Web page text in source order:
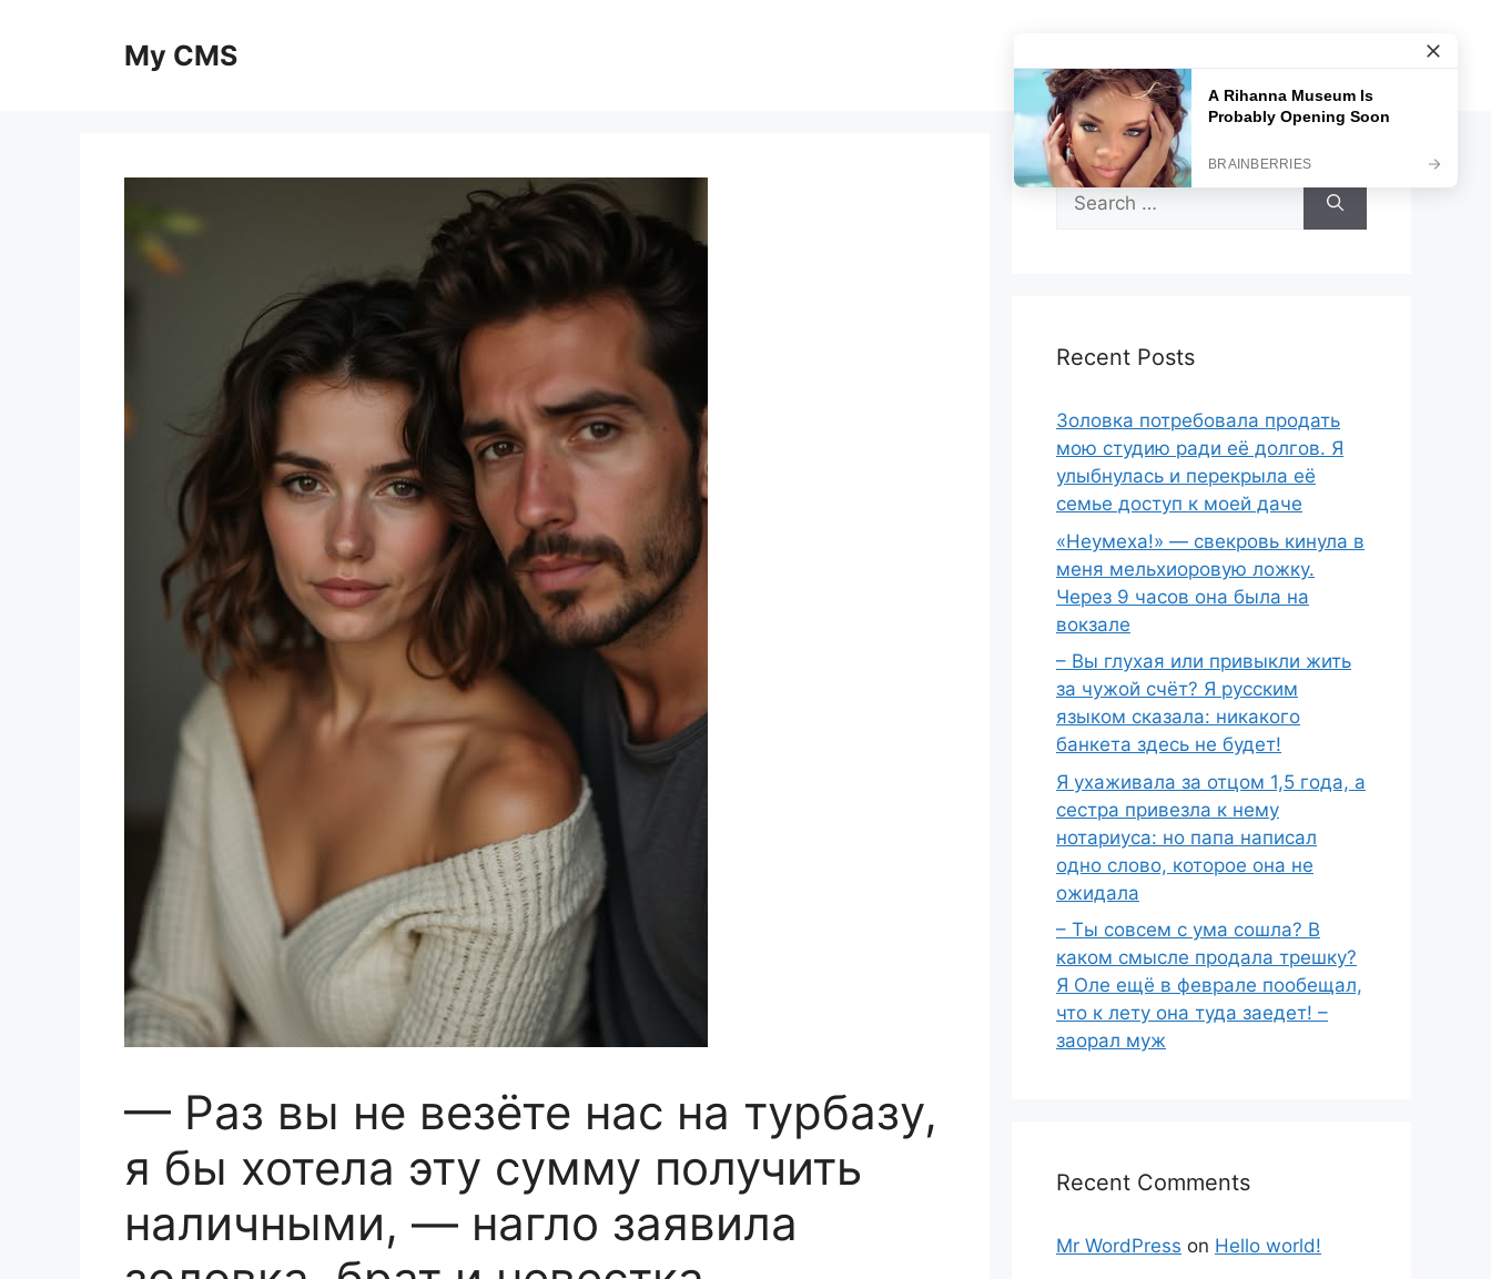
My CMS
— Раз вы не везёте нас на турбазу,
я бы хотела эту сумму получить
наличными, — нагло заявила
Search
for:
Recent Posts
Золовка потребовала продать
мою студию ради её долгов. Я
улыбнулась и перекрыла её
семье доступ к моей даче
«Неумеха!» — свекровь кинула в
меня мельхиоровую ложку.
Через 9 часов она была на
вокзале
– Вы глухая или привыкли жить
за чужой счёт? Я русским
языком сказала: никакого
банкета здесь не будет!
Я ухаживала за отцом 1,5 года, а
сестра привезла к нему
нотариуса: но папа написал
одно слово, которое она не
ожидала
– Ты совсем с ума сошла? В
каком смысле продала трешку?
Я Оле ещё в феврале пообещал,
что к лету она туда заедет! –
заорал муж
Recent Comments
Mr WordPress on Hello world!